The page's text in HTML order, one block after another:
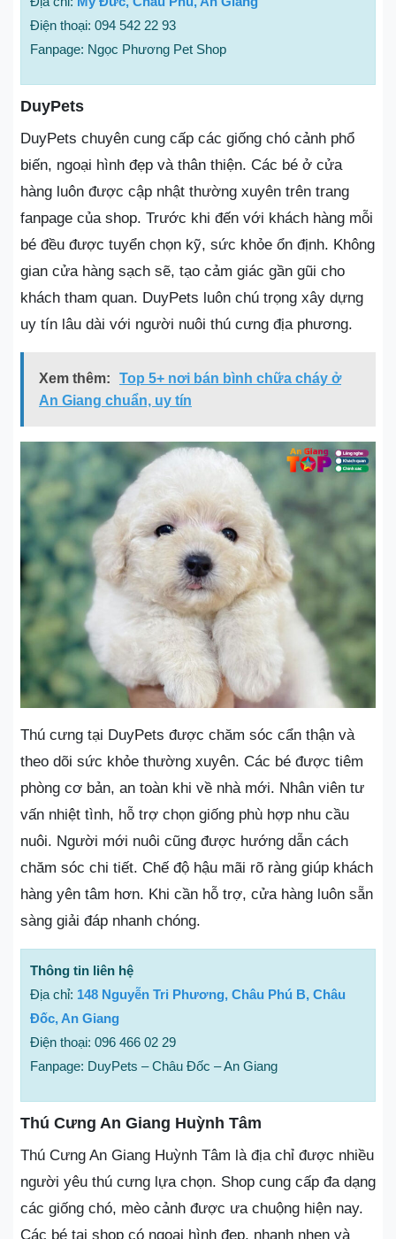
Điện thoại: 094 542 22 93
Fanpage: Ngọc Phương Pet Shop
DuyPets
DuyPets chuyên cung cấp các giống chó cảnh phổ
biến, ngoại hình đẹp và thân thiện. Các bé ở cửa
hàng luôn được cập nhật thường xuyên trên trang
fanpage của shop. Trước khi đến với khách hàng mỗi
bé đều được tuyển chọn kỹ, sức khỏe ổn định. Không
gian cửa hàng sạch sẽ, tạo cảm giác gần gũi cho
khách tham quan. DuyPets luôn chú trọng xây dựng
uy tín lâu dài với người nuôi thú cưng địa phương.
Xem thêm:
Top 5+ nơi bán bình chữa cháy ở
An Giang chuẩn, uy tín
Thú cưng tại DuyPets được chăm sóc cẩn thận và
theo dõi sức khỏe thường xuyên. Các bé được tiêm
phòng cơ bản, an toàn khi về nhà mới. Nhân viên tư
vấn nhiệt tình, hỗ trợ chọn giống phù hợp nhu cầu
nuôi. Người mới nuôi cũng được hướng dẫn cách
chăm sóc chi tiết. Chế độ hậu mãi rõ ràng giúp khách
hàng yên tâm hơn. Khi cần hỗ trợ, cửa hàng luôn sẵn
sàng giải đáp nhanh chóng.
Thông tin liên hệ
Địa chỉ: 148 Nguyễn Tri Phương, Châu Phú B, Châu
Đốc, An Giang
Điện thoại: 096 466 02 29
Fanpage: DuyPets – Châu Đốc – An Giang
Thú Cưng An Giang Huỳnh Tâm
Thú Cưng An Giang Huỳnh Tâm là địa chỉ được nhiều
người yêu thú cưng lựa chọn. Shop cung cấp đa dạng
các giống chó, mèo cảnh được ưa chuộng hiện nay.
Các bé tại shop có ngoại hình đẹp, nhanh nhẹn và